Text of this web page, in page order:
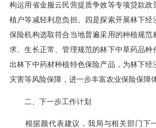
构运用省金服云民营提质争效等专项贷款政
植户等减轻利息负担。四是探索开展林下经
保险机构选取符合当地普遍采用的种植规范
求、生长正常、管理规范的林下中草药品种
出林下中药材种植特色保险产品，为林下经
灾害等风险保障，进一步丰富农业保险保障
二、下一步工作计划
根据颜代表建议，我局与相关部门下